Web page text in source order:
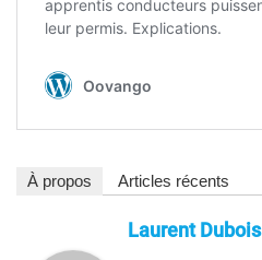
À propos Articles récents
Laurent Dubois